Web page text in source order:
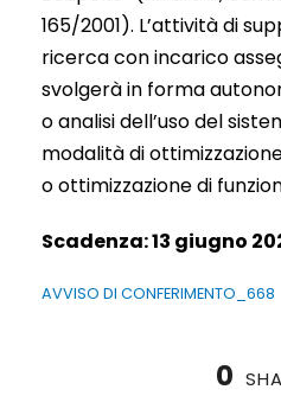
165/2001). L’attività di
ricerca con incarico
svolgerà in forma
o analisi dell’uso del
modalità di
o ottimizzazione di
Scadenza: 13 giugno
AVVISO DI CONFERIMENTO_668
0